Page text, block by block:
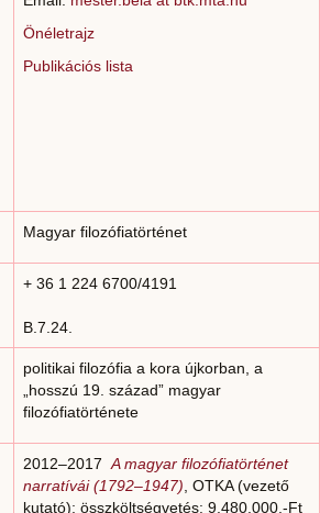
Önéletrajz
Publikációs lista
Magyar filozófiatörténet
+ 36 1 224 6700/4191
B.7.24.
politikai filozófia a kora újkorban, a
„hosszú 19. század” magyar
filozófiatörténete
2012–2017 A magyar filozófiatörténet
narratívái (1792–1947) , OTKA (vezető
kutató); összköltségvetés: 9.480.000,-Ft